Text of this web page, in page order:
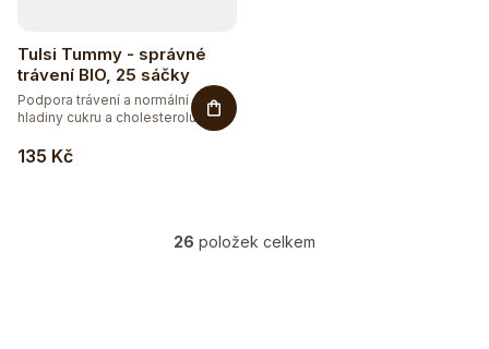
Tulsi Tummy - správné
trávení BIO, 25 sáčky
135 Kč
Podpora trávení a normální
hladiny cukru a cholesterolu v...
Hydratujte chytře 💦
O
26 položek celkem